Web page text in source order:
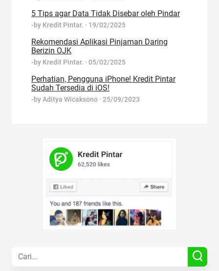
5 Tips agar Data Tidak Disebar oleh Pindar
-by Kredit Pintar. · 19/02/2025
Rekomendasi Aplikasi Pinjaman Daring
Berizin OJK
-by Kredit Pintar. · 05/02/2025
Perhatian, Pengguna iPhone! Kredit Pintar
Sudah Tersedia di iOS!
-byAditya Wicaksono · 25/09/2023